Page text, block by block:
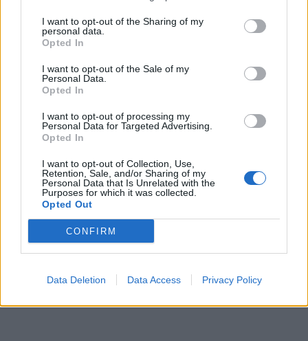
I want to opt-out of the Sharing of my
personal data.
Opted In
I want to opt-out of the Sale of my
Personal Data.
Opted In
I want to opt-out of processing my
Personal Data for Targeted Advertising.
Opted In
I want to opt-out of Collection, Use,
Retention, Sale, and/or Sharing of my
Personal Data that Is Unrelated with the
Purposes for which it was collected.
Opted Out
CONFIRM
Data Deletion Data Access Privacy Policy
Dobříšsko
Festival hudby na zámku Dobříš sází na
jedinečnou atmosféru. Klasiku propojí
s dalšími žánry i rodinným programem
Fesťáczek Presents poprvé míří do
Lesního divadla Skalka. Nabídne hudbu,
divadlo i tvořivé dílny